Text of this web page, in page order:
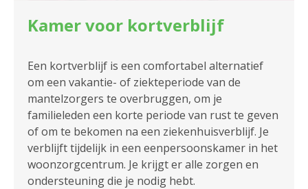
Kamer voor kortverblijf
Een kortverblijf is een comfortabel alternatief
om een vakantie- of ziekteperiode van de
mantelzorgers te overbruggen, om je
familieleden een korte periode van rust te geven
of om te bekomen na een ziekenhuisverblijf. Je
verblijft tijdelijk in een eenpersoonskamer in het
woonzorgcentrum. Je krijgt er alle zorgen en
ondersteuning die je nodig hebt.